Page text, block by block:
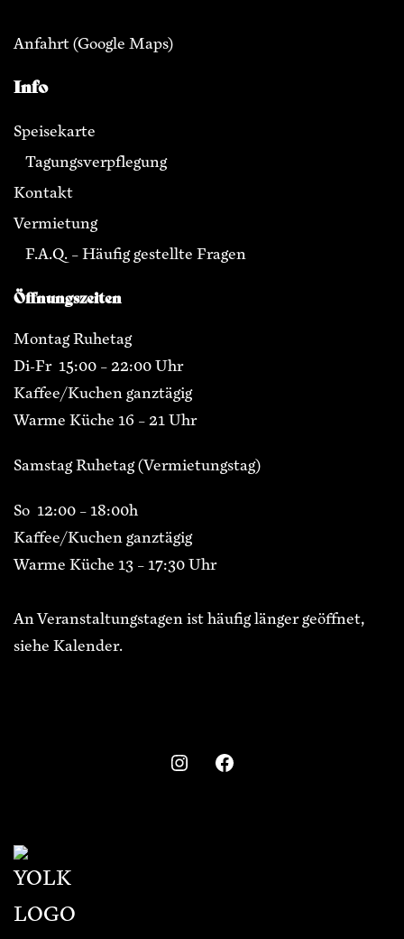
Anfahrt(Google Maps)
Info
Speisekarte
Tagungsverpflegung
Kontakt
Vermietung
F.A.Q. – Häufig gestellte Fragen
Öffnungszeiten
Montag Ruhetag
Di-Fr 15:00 – 22:00 Uhr
Kaffee/Kuchen ganztägig
Warme Küche 16 – 21 Uhr
Samstag Ruhetag (Vermietungstag)
So 12:00 – 18:00h
Kaffee/Kuchen ganztägig
Warme Küche 13 – 17:30 Uhr
An Veranstaltungstagen ist häufig länger geöffnet,
siehe Kalender.